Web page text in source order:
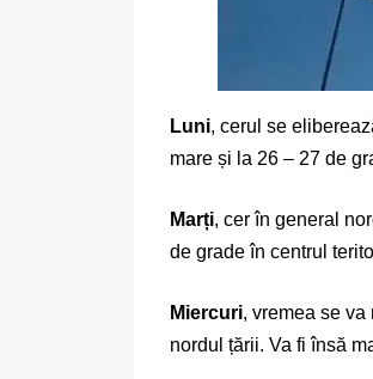
Luni, cerul se
mare și la 26 – 27 de
Marți, cer în general
de grade în centrul
Miercuri, vremea se
nordul țării. Va fi însă